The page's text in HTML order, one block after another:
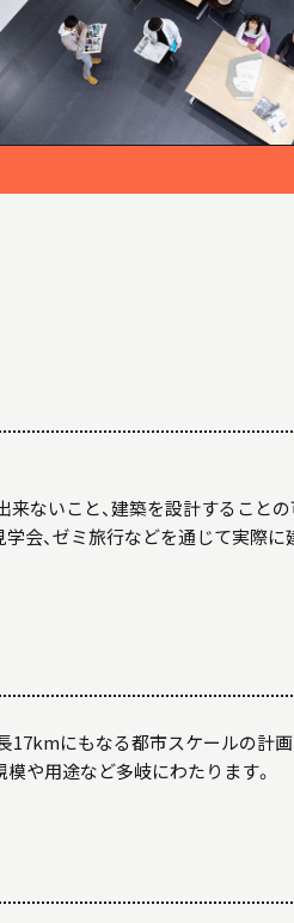
STUDIO
スタジオワークス
ないこと、建築を設計すること
会、ゼミ旅行などを通じて実際
17kmにもなる都市スケールの計
や用途など多岐にわたります。